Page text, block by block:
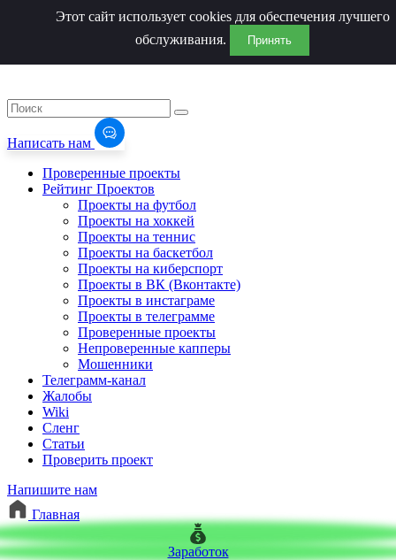
Написать нам
Проверенные проекты
Рейтинг Проектов
Проекты на футбол
Проекты на хоккей
Проекты на теннис
Проекты на баскетбол
Проекты на киберспорт
Проекты в ВК (Вконтакте)
Проекты в инстаграме
Проекты в телеграмме
Проверенные проекты
Непроверенные капперы
Мошенники
Телеграмм-канал
Жалобы
Wiki
Сленг
Статьи
Проверить проект
Напишите нам
Главная
Заработок
Этот сайт использует cookies для обеспечения лучшего
обслуживания.
Принять